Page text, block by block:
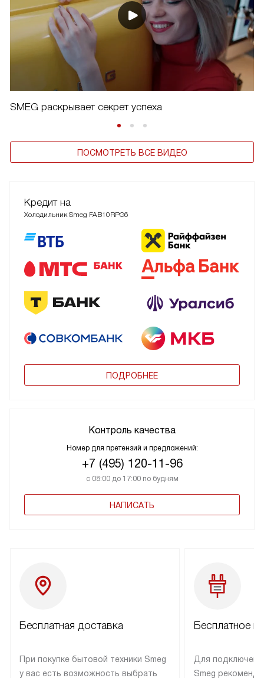
SMEG раскрывает секрет успеха
ПОСМОТРЕТЬ ВСЕ ВИДЕО
Кредит на
Холодильник Smeg FAB10RPG6
ПОДРОБНЕЕ
Контроль качества
Номер для претензий и предложений:
+7 (495) 120-11-96
с 08:00 до 17:00 по будням
НАПИСАТЬ
Бесплатная доставка
При покупке бытовой техники Smeg
у вас есть возможность выбрать
Бесплатное
Для
Smeg